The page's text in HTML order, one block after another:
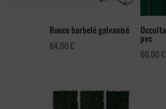
Ronce barbelé galvanisé
84,00€
pvc
66,00€